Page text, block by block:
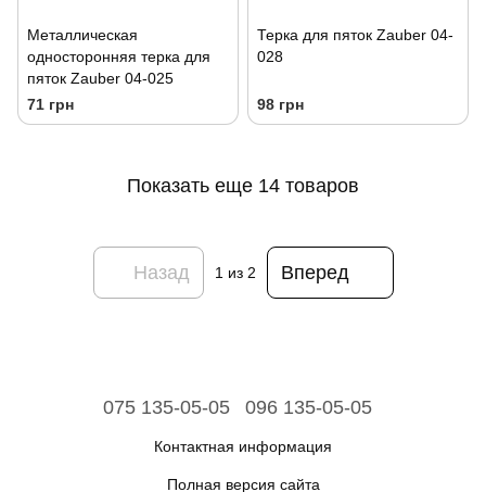
Металлическая
односторонняя терка для
пяток Zauber 04-025
71 грн
Терка для пяток Zauber 04-
028
98 грн
Показать еще 14 товаров
Назад 1 из 2 Вперед
075 135-05-05 096 135-05-05
Контактная информация
Полная версия сайта